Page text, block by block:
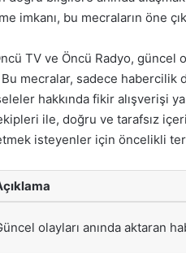
imkanı, bu mecraların öne
TV ve Öncü Radyo,
mecralar, sadece habercilik
hakkında fikir alışverişi
ile, doğru ve tarafsız
isteyenler için öncelikli
olayları anında aktaran